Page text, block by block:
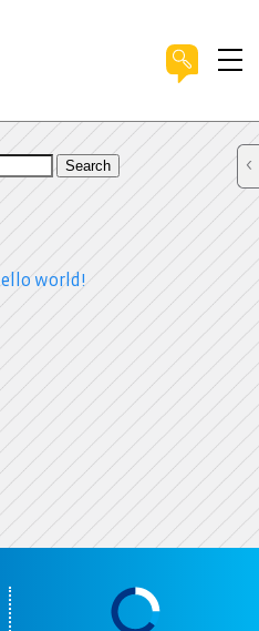
Search
world!